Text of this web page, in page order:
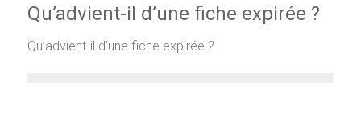
Qu’advient-il d’une fiche expirée ?
Qu’advient-il d’une fiche expirée ?